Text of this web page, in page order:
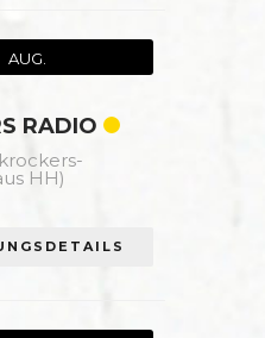
AUG.
RADIO
HH)